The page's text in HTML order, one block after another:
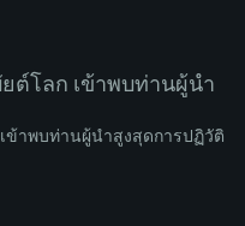
ต์โลก เข้าพบท่านผู้นำ
าพบท่านผู้นำสูงสุดการปฏิวัติ